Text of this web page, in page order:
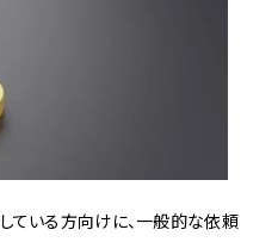
ている方向けに、一般的な依頼